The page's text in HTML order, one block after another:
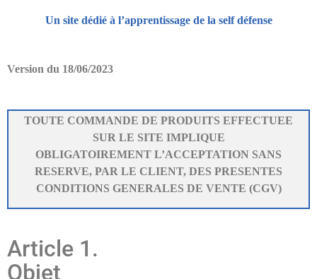
Un site dédié à l’apprentissage de la self défense
Version du 18/06/2023
TOUTE COMMANDE DE PRODUITS EFFECTUEE
SUR LE SITE IMPLIQUE
OBLIGATOIREMENT L’ACCEPTATION SANS
RESERVE, PAR LE CLIENT, DES PRESENTES
CONDITIONS GENERALES DE VENTE (CGV)
Article 1.
Objet